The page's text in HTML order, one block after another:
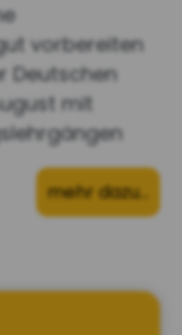
vorbereiten
Deutschen
mit
mehr dazu…